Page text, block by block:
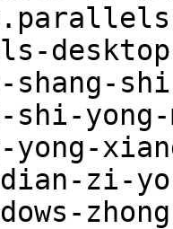
shang-
shi-yong-
zi-